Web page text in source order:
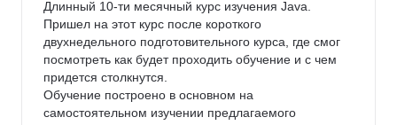
Длинный 10-ти месячный курс изучения Java.
Пришел на этот курс после короткого
двухнедельного подготовительного курса, где смог
посмотреть как будет проходить обучение и с чем
придется столкнутся.
Обучение построено в основном на
самостоятельном изучении предлагаемого